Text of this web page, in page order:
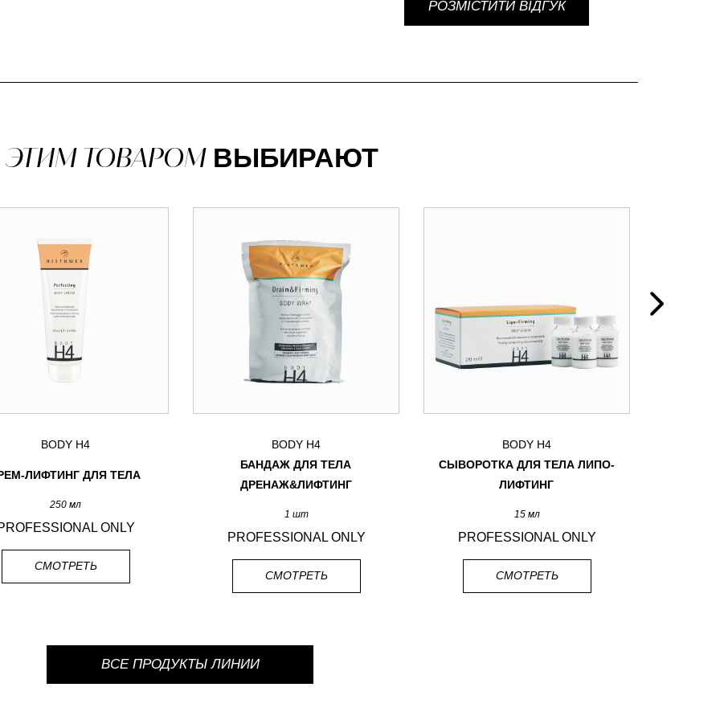
РОЗМІСТИТИ ВІДГУК
ЭТИМ ТОВАРОМВЫБИРАЮТ
BODY H4
ЛИФТИНГ ДЛЯ ТЕЛА
250 мл
ONLY
СМОТРЕТЬ
BODY H4
БАНДАЖ ДЛЯ ТЕЛА
ДРЕНАЖ&ЛИФТИНГ
1 шт
PROFESSIONAL ONLY
СМОТРЕТЬ
BODY H4
СЫВОРОТКА ДЛЯ ТЕЛА ЛИПО-
ЛИФТИНГ
15 мл
PROFESSIONAL ONLY
СМОТРЕТЬ
ВСЕ ПРОДУКТЫ ЛИНИИ